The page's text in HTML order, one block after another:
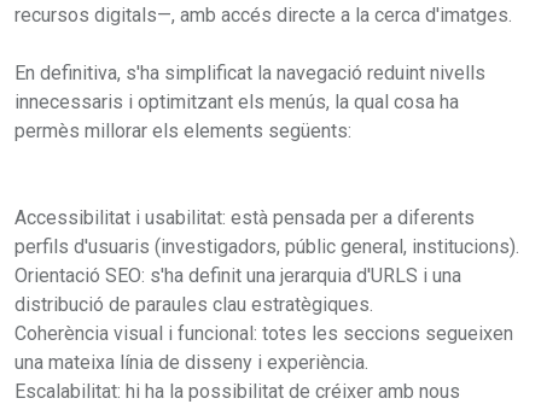
recursos digitals—, amb accés directe a la cerca d'imatges.
En definitiva, s'ha simplificat la navegació reduint nivells
innecessaris i optimitzant els menús, la qual cosa ha
permès millorar els elements següents:
Accessibilitat i usabilitat: està pensada per a diferents
perfils d'usuaris (investigadors, públic general, institucions).
Orientació SEO: s'ha definit una jerarquia d'URLS i una
distribució de paraules clau estratègiques.
Coherència visual i funcional: totes les seccions segueixen
una mateixa línia de disseny i experiència.
Escalabilitat: hi ha la possibilitat de créixer amb nous